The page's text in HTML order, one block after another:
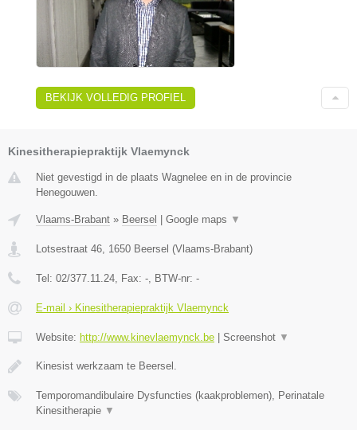
BEKIJK VOLLEDIG PROFIEL
Kinesitherapiepraktijk Vlaemynck
Niet gevestigd in de plaats Wagnelee en in de provincie
Henegouwen.
Vlaams-Brabant » Beersel | Google maps ▼
Lotsestraat 46 1650 Beersel (Vlaams-Brabant)
Tel: 02/377.11.24 , Fax: - , BTW-nr: -
E-mail › Kinesitherapiepraktijk Vlaemynck
Website: http://www.kinevlaemynck.be | Screenshot ▼
Kinesist werkzaam te Beersel.
Temporomandibulaire Dysfuncties (kaakproblemen), Perinatale
Kinesitherapie ▼